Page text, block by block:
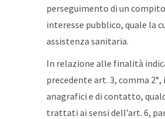
perseguimento di un
interesse pubblico, quale la
assistenza sanitaria.
In relazione alle finalità
precedente art. 3, comma 2°,
anagrafici e di contatto,
trattati ai sensi dell’art. 6,